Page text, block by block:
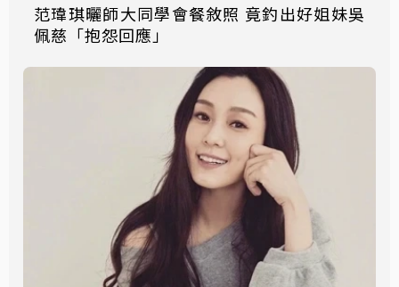
范瑋琪曬師大同學會餐敘照 竟釣出好姐妹吳
佩慈「抱怨回應」